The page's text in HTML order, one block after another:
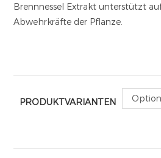
Brennnessel Extrakt unterstützt
Abwehrkräfte der Pflanze.
PRODUKTVARIANTEN